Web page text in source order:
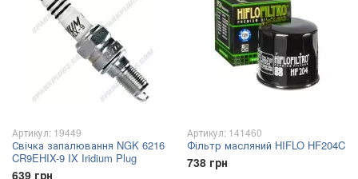
Артикул: 19449
Свічка запалювання NGK 6216
CR9EHIX-9 IX Iridium Plug
639 грн
Артикул: 141460
Фільтр масляний HIFLO HF204C
738 грн